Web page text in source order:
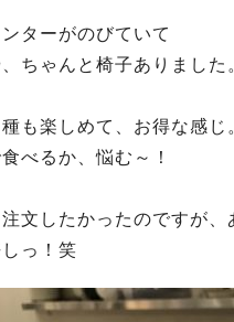
ターがのびていて
ちゃんと椅子ありました
も楽しめて、お得な感じ
べるか、悩む～！
文したかったのですが
っ！笑